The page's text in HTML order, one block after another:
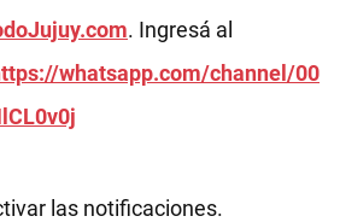
. Ingresá al
whatsapp.com/channel/00
las notificaciones.